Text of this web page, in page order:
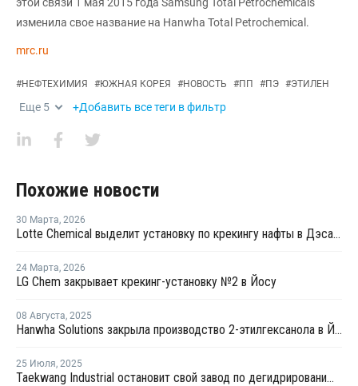
изменила свое название на Hanwha Total Petrochemical.
mrc.ru
#НЕФТЕХИМИЯ #ЮЖНАЯ КОРЕЯ #НОВОСТЬ #ПП #ПЭ #ЭТИЛЕН
Еще 5 +Добавить все теги в фильтр
Похожие новости
30 Марта, 2026
Lotte Chemical выделит установку по крекингу нафты в Дэсане и объединится с HD Hyundai Chemical
24 Марта, 2026
LG Chem закрывает крекинг-установку №2 в Йосу
08 Августа, 2025
Hanwha Solutions закрыла производство 2-этилгексанола в Йосу
25 Июля, 2025
Taekwang Industrial остановит свой завод по дегидрированию пропана в Южной Корее